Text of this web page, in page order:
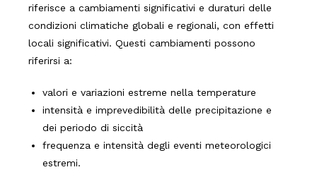
riferisce a cambiamenti significativi e duraturi delle
condizioni climatiche globali e regionali, con effetti
locali significativi. Questi cambiamenti possono
riferirsi a:
valori e variazioni estreme nella temperature
intensità e imprevedibilità delle precipitazione e
dei periodo di siccità
frequenza e intensità degli eventi meteorologici
estremi.